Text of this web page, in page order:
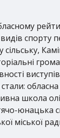
видів
обласна
школа
юнацька
міської